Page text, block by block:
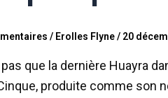
/ Erolles Flyne/ 20
pas que la dernière Huayra
produite comme son